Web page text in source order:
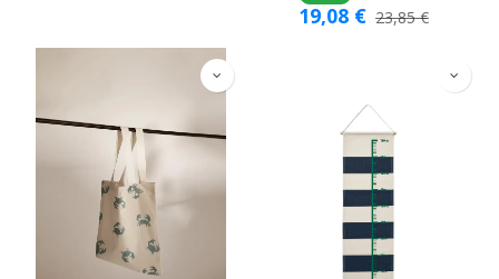
19,08 € 23,85€